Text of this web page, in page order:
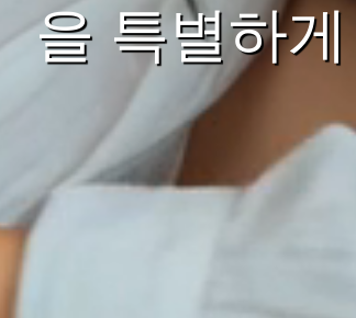
을 특별하